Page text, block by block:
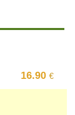
16.90€